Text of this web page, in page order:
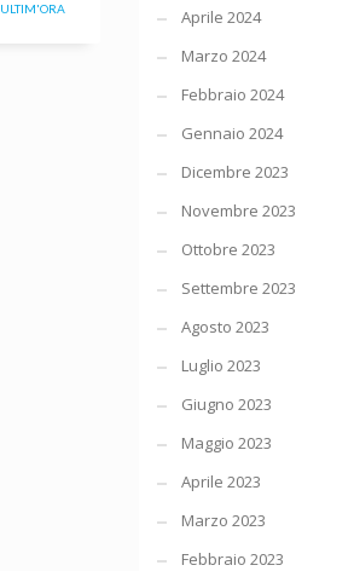
ULTIM'ORA
Aprile 2024
Marzo 2024
Febbraio 2024
Gennaio 2024
Dicembre 2023
Novembre 2023
Ottobre 2023
Settembre 2023
Agosto 2023
Luglio 2023
Giugno 2023
Maggio 2023
Aprile 2023
Marzo 2023
Febbraio 2023